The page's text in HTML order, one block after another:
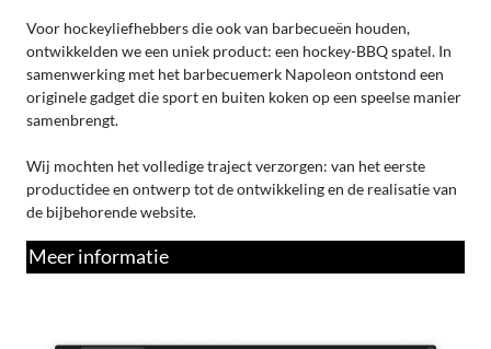
Voor hockeyliefhebbers die ook van barbecueën houden,
ontwikkelden we een uniek product: een hockey-BBQ spatel. In
samenwerking met het barbecuemerk Napoleon ontstond een
originele gadget die sport en buiten koken op een speelse manier
samenbrengt.
Wij mochten het volledige traject verzorgen: van het eerste
productidee en ontwerp tot de ontwikkeling en de realisatie van
de bijbehorende website.
Meer informatie